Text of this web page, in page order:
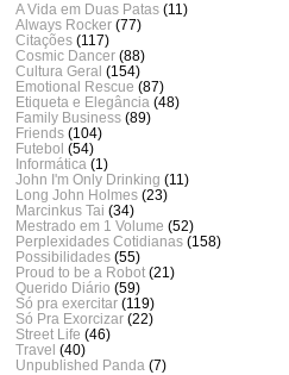
A Vida em Duas Patas (11)
Always Rocker (77)
Citações (117)
Cosmic Dancer (88)
Cultura Geral (154)
Emotional Rescue (87)
Etiqueta e Elegância (48)
Family Business (89)
Friends (104)
Futebol (54)
Informática (1)
John I'm Only Drinking (11)
Long John Holmes (23)
Marcinkus Tai (34)
Mestrado em 1 Volume (52)
Perplexidades Cotidianas (158)
Possibilidades (55)
Proud to be a Robot (21)
Querido Diário (59)
Só pra exercitar (119)
Só Pra Exorcizar (22)
Street Life (46)
Travel (40)
Unpublished Panda (7)